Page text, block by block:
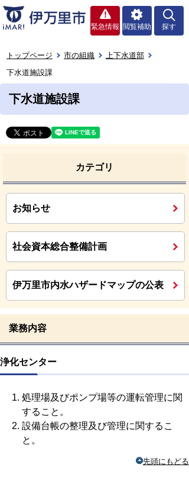
緊急情報 閲覧補助 探す
トップページ 市の組織
上下水道部
下水道施設課
下水道施設課
カテゴリ
お知らせ
社会資本総合整備計画
伊万里市内水ハザードマップの公表
業務内容
浄化センター
処理場及びポンプ場等の運転管理に関
すること。
設備台帳の整理及び管理に関するこ
と。
先頭にもどる